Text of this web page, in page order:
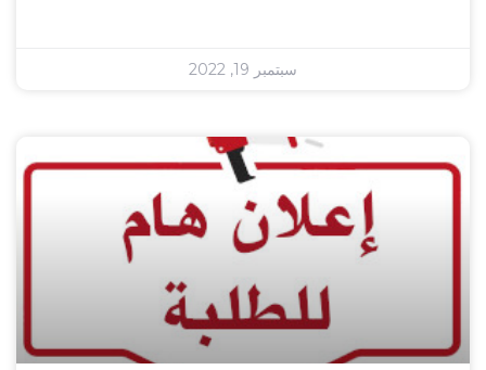
سبتمبر 19, 2022